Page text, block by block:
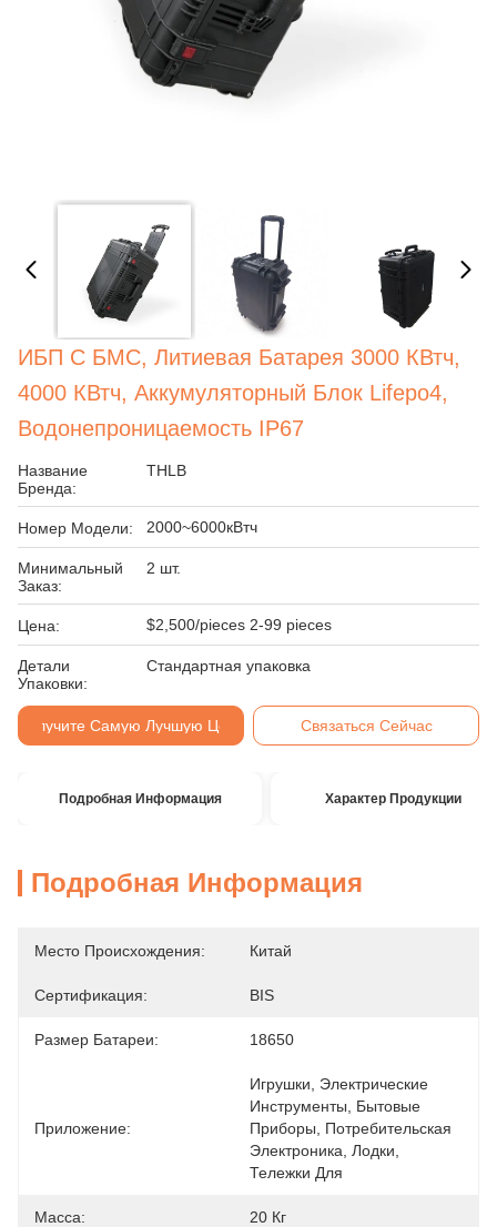
ИБП С БМС, Литиевая Батарея 3000 КВтч,
4000 КВтч, Аккумуляторный Блок Lifepo4,
Водонепроницаемость IP67
Название
Бренда:
THLB
Номер Модели: 2000~6000кВтч
Минимальный
Заказ:
2 шт.
Цена: $2,500/pieces 2-99 pieces
Детали
Упаковки:
Стандартная упаковка
Получите Самую Лучшую Цену Связаться Сейчас
Подробная Информация Характер Продукции
Подробная Информация
Место Происхождения: Китай
Сертификация: BIS
Размер Батареи: 18650
Приложение:
Игрушки, Электрические
Инструменты, Бытовые
Приборы, Потребительская
Электроника, Лодки,
Тележки Для
Масса: 20 Кг